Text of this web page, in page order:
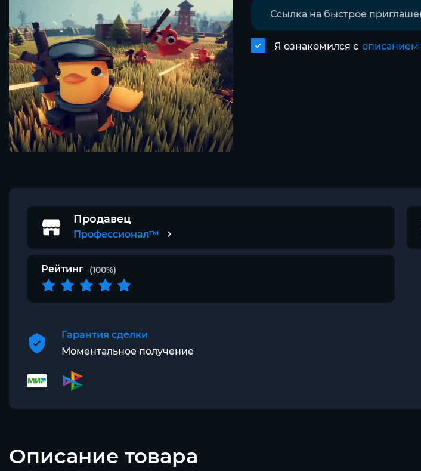
Я ознакомился с описанием
Продавец
Профессионал™
Рейтинг (100%)
Гарантия сделки
Моментальное получение
Описание товара